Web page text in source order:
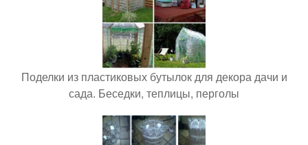
Поделки из пластиковых бутылок для декора дачи и
сада. Беседки, теплицы, перголы